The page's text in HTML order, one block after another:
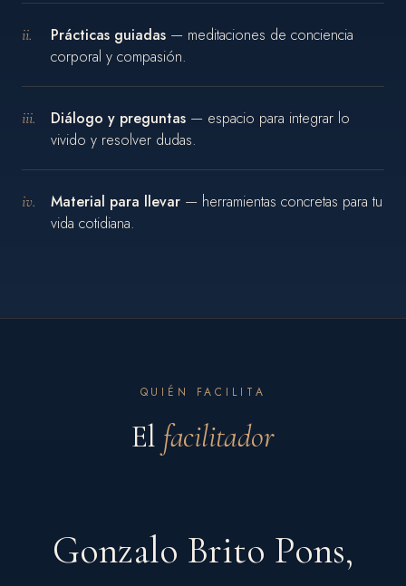
ii. Prácticas guiadas — meditaciones de conciencia
corporal y compasión.
iii. Diálogo y preguntas — espacio para integrar lo
vivido y resolver dudas.
iv. Material para llevar — herramientas concretas para tu
vida cotidiana.
QUIÉN FACILITA
El facilitador
Gonzalo Brito Pons,